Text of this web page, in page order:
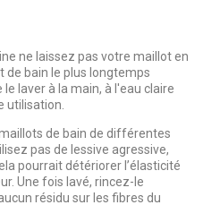
ne laissez pas votre maillot en
de bain le plus longtemps
laver à la main, à l'eau claire
utilisation.
de bain de différentes
pas de lessive agressive,
pourrait détériorer l’élasticité
Une fois lavé, rincez-le
résidu sur les fibres du